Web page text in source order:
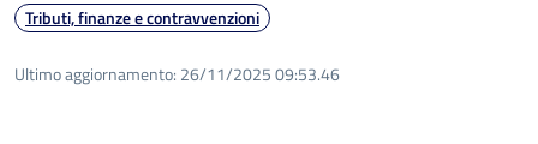
Tributi, finanze e contravvenzioni
Ultimo aggiornamento: 26/11/2025 09:53.46